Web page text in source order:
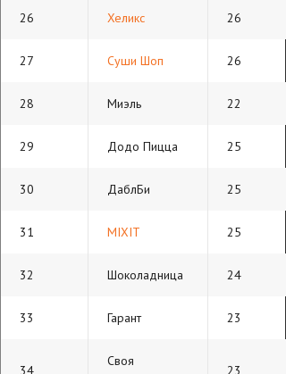
26 Хеликс 26
27 Суши Шоп 26
28 Миэль 22
29 Додо Пицца 25
30 ДаблБи 25
31 MIXIT 25
32 Шоколадница 24
33 Гарант 23
34
Своя
23